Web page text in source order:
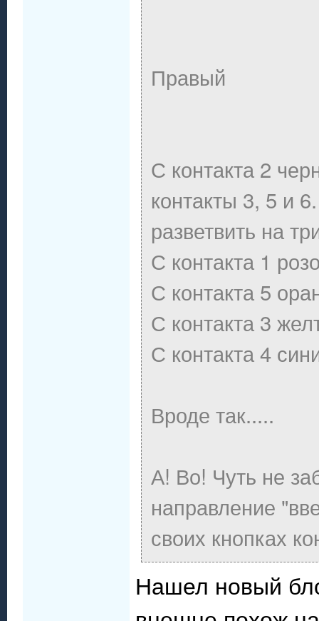
Правый
С контакта 2
контакты 3, 5 и
разветвить на
С контакта 1
С контакта 5
С контакта 3
С контакта 4
Вроде так.....
А! Во! Чуть не
направление
своих кнопках
Нашел новый